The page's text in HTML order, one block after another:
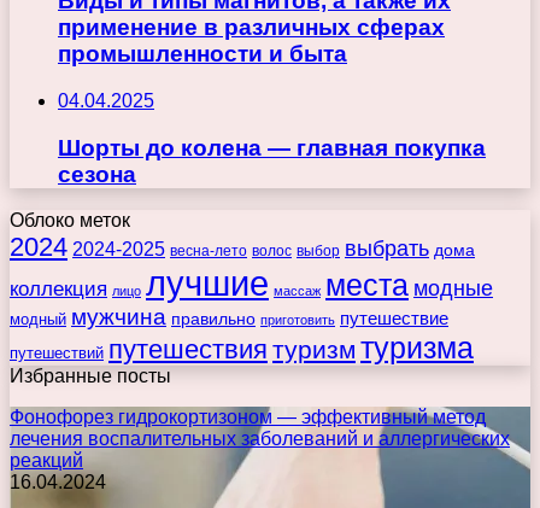
применение в различных сферах
промышленности и быта
04.04.2025
Шорты до колена — главная покупка
сезона
Облоко меток
2024 2024-2025 весна-лето волос выбор выбрать дома
коллекция лицо лучшие массаж места модные
модный мужчина правильно приготовить путешествие
путешествий путешествия туризм туризма
Избранные посты
Фонофорез гидрокортизоном — эффективный метод
лечения воспалительных заболеваний и аллергических
реакций
16.04.2024